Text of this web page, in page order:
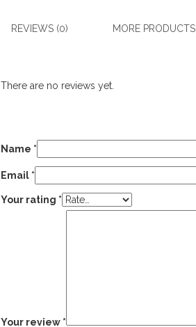
REVIEWS (0) MORE PRODUCTS
There are no reviews yet.
Name *
Email *
Your rating *
Your review *